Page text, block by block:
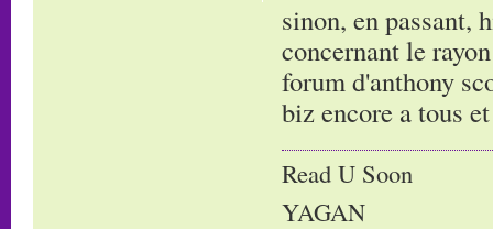
sinon, en passant,
concernant le
forum d'anthony
biz encore a tous
Read U Soon
YAGAN